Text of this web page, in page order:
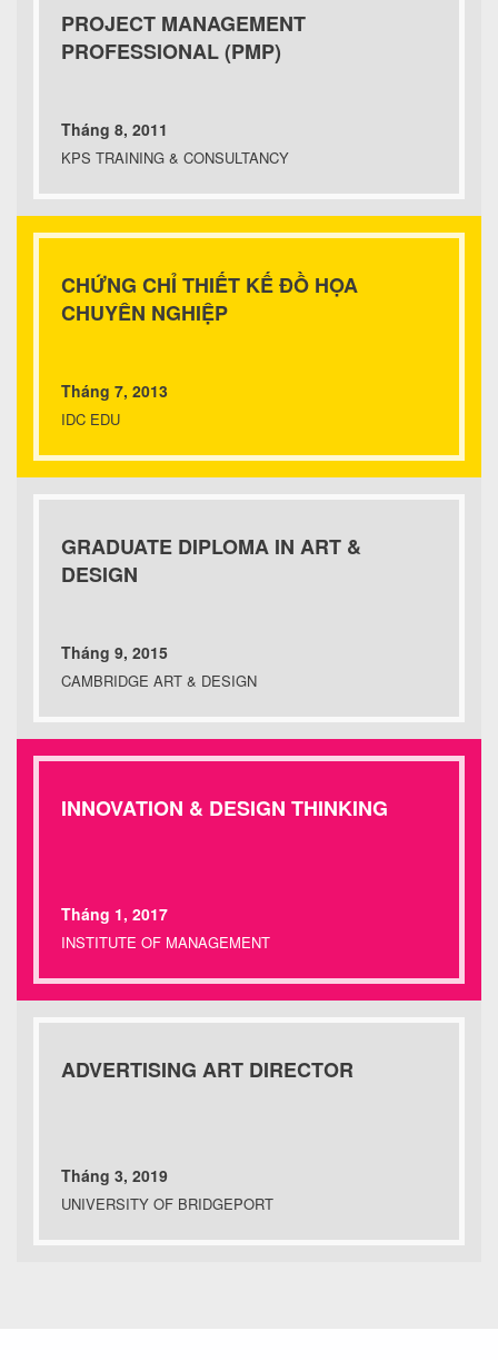
PROJECT MANAGEMENT
PROFESSIONAL (PMP)
Tháng 8, 2011
KPS TRAINING & CONSULTANCY
CHỨNG CHỈ THIẾT KẾ ĐỒ HỌA
CHUYÊN NGHIỆP
Tháng 7, 2013
IDC EDU
GRADUATE DIPLOMA IN ART &
DESIGN
Tháng 9, 2015
CAMBRIDGE ART & DESIGN
INNOVATION & DESIGN THINKING
Tháng 1, 2017
INSTITUTE OF MANAGEMENT
ADVERTISING ART DIRECTOR
Tháng 3, 2019
UNIVERSITY OF BRIDGEPORT